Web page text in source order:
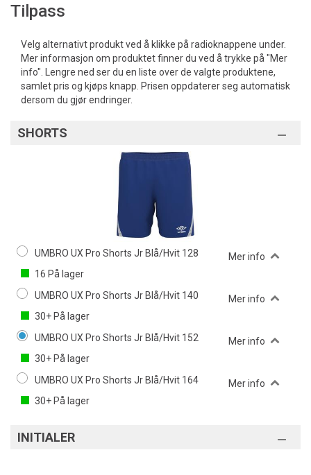
Tilpass
Velg alternativt produkt ved å klikke på radioknappene under.
Mer informasjon om produktet finner du ved å trykke på "Mer
info". Lengre ned ser du en liste over de valgte produktene,
samlet pris og kjøps knapp. Prisen oppdaterer seg automatisk
dersom du gjør endringer.
SHORTS
UMBRO UX Pro Shorts Jr Blå/Hvit 128
Mer info
16 På lager
UMBRO UX Pro Shorts Jr Blå/Hvit 140
Mer info
30+ På lager
UMBRO UX Pro Shorts Jr Blå/Hvit 152
Mer info
30+ På lager
UMBRO UX Pro Shorts Jr Blå/Hvit 164
Mer info
30+ På lager
INITIALER